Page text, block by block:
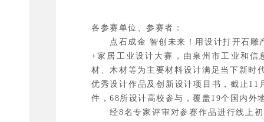
各参赛单位、参赛者：
点石成金 智创未来！用设计打开石
+家居工业设计大赛，由泉州市工业和
材、木材等为主要材料设计满足当下新时
优秀设计作品及创新设计项目书，截止
件，68所设计高校参与，覆盖19个国内外
经8名专家评审对参赛作品进行线上